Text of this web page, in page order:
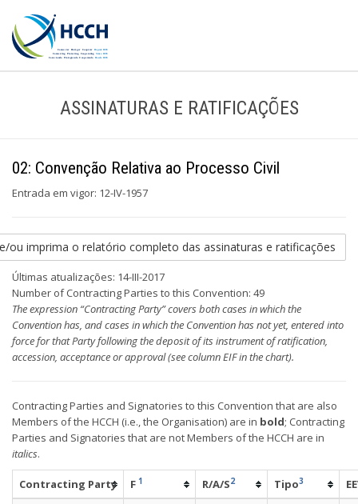
ASSINATURAS E RATIFICAÇÕES
02: Convenção Relativa ao Processo Civil
Entrada em vigor: 12-IV-1957
ou imprima o relatório completo das assinaturas e ratificações
Últimas atualizações: 14-III-2017
Number of Contracting Parties to this Convention: 49
The expression “Contracting Party” covers both cases in which the
Convention has, and cases in which the Convention has not yet, entered into
force for that Party following the deposit of its instrument of ratification,
accession, acceptance or approval (see column EIF in the chart).
Contracting Parties and Signatories to this Convention that are also
Members of the HCCH (i.e., the Organisation) are in bold; Contracting
Parties and Signatories that are not Members of the HCCH are in
italics.
Contracting Party F 1 R/A/S2 Tipo3